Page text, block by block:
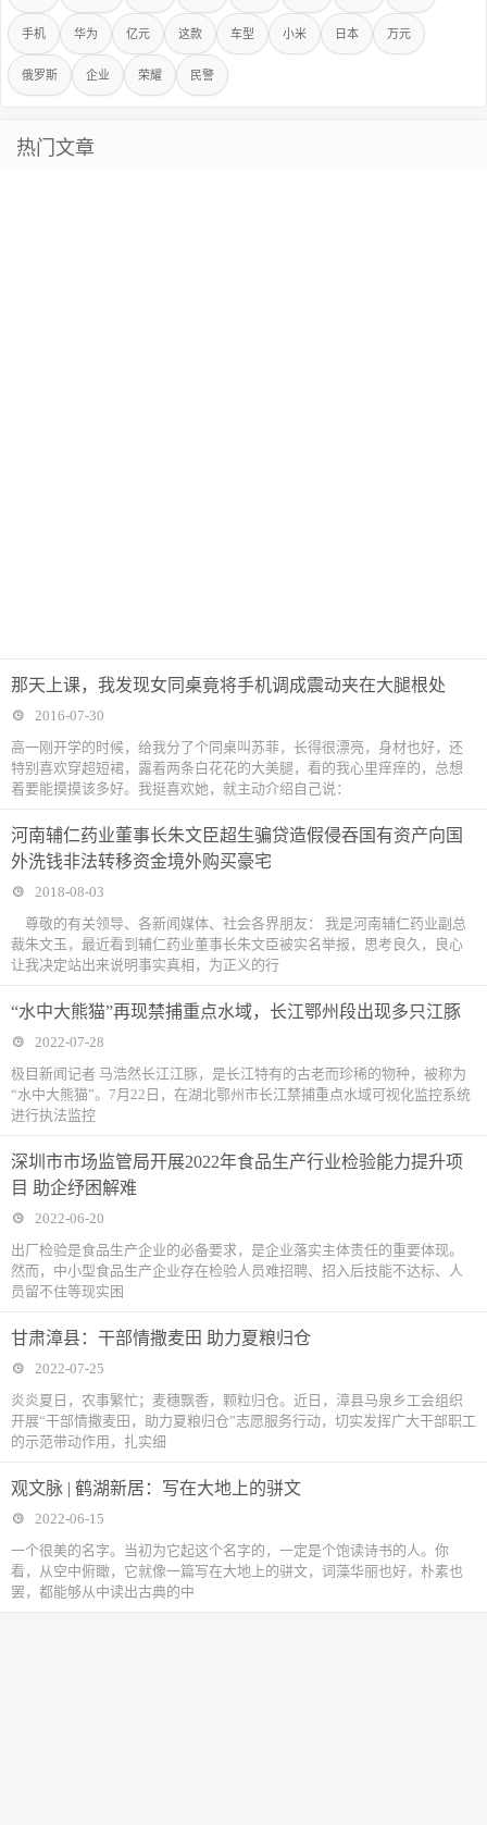
手机 华为 亿元 这款 车型 小米 日本 万元
俄罗斯 企业 荣耀 民警
热门文章
那天上课，我发现女同桌竟将手机调成震动夹在大腿根处
2016-07-30
高一刚开学的时候，给我分了个同桌叫苏菲，长得很漂亮，身材也好，还
特别喜欢穿超短裙，露着两条白花花的大美腿，看的我心里痒痒的，总想
着要能摸摸该多好。我挺喜欢她，就主动介绍自己说：
河南辅仁药业董事长朱文臣超生骗贷造假侵吞国有资产向国
外洗钱非法转移资金境外购买豪宅
2018-08-03
尊敬的有关领导、各新闻媒体、社会各界朋友： 我是河南辅仁药业副总
裁朱文玉，最近看到辅仁药业董事长朱文臣被实名举报，思考良久，良心
让我决定站出来说明事实真相，为正义的行
“水中大熊猫”再现禁捕重点水域，长江鄂州段出现多只江豚
2022-07-28
极目新闻记者 马浩然长江江豚，是长江特有的古老而珍稀的物种，被称为
“水中大熊猫”。7月22日，在湖北鄂州市长江禁捕重点水域可视化监控系统
进行执法监控
深圳市市场监管局开展2022年食品生产行业检验能力提升项
目 助企纾困解难
2022-06-20
出厂检验是食品生产企业的必备要求，是企业落实主体责任的重要体现。
然而，中小型食品生产企业存在检验人员难招聘、招入后技能不达标、人
员留不住等现实困
甘肃漳县：干部情撒麦田 助力夏粮归仓
2022-07-25
炎炎夏日，农事繁忙；麦穗飘香，颗粒归仓。近日，漳县马泉乡工会组织
开展“干部情撒麦田，助力夏粮归仓”志愿服务行动，切实发挥广大干部职工
的示范带动作用，扎实细
观文脉 | 鹤湖新居：写在大地上的骈文
2022-06-15
一个很美的名字。当初为它起这个名字的，一定是个饱读诗书的人。你
看，从空中俯瞰，它就像一篇写在大地上的骈文，词藻华丽也好，朴素也
罢，都能够从中读出古典的中